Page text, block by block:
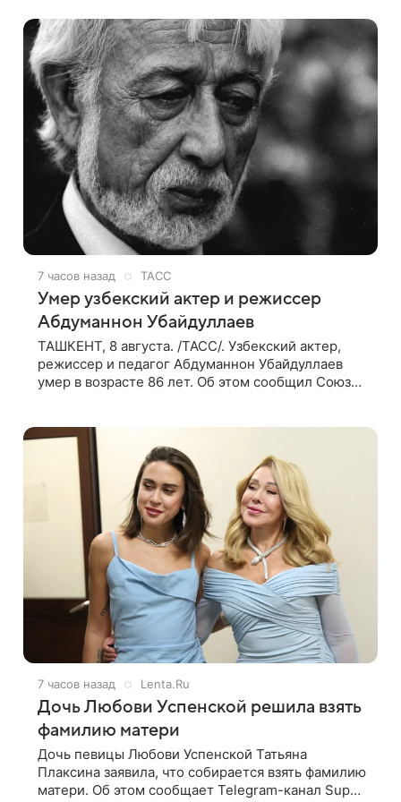
7 часов назад ТАСС
Умер узбекский актер и режиссер
Абдуманнон Убайдуллаев
ТАШКЕНТ, 8 августа. /ТАСС/. Узбекский актер,
режиссер и педагог Абдуманнон Убайдуллаев
умер в возрасте 86 лет. Об этом сообщил Союз
7 часов назад Lenta.Ru
Дочь Любови Успенской решила взять
фамилию матери
Дочь певицы Любови Успенской Татьяна
Плаксина заявила, что собирается взять фамилию
матери. Об этом сообщает Telegram-канал Super.